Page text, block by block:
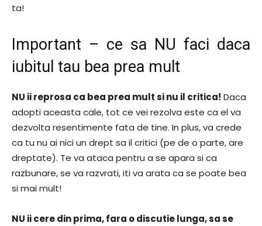
ta!
Important – ce sa NU faci daca
iubitul tau bea prea mult
NU ii reprosa ca bea prea mult si nu il critica! Daca
adopti aceasta cale, tot ce vei rezolva este ca el va
dezvolta resentimente fata de tine. In plus, va crede
ca tu nu ai nici un drept sa il critici (pe de o parte, are
dreptate). Te va ataca pentru a se apara si ca
razbunare, se va razvrati, iti va arata ca se poate bea
si mai mult!
NU ii cere din prima, fara o discutie lunga, sa se